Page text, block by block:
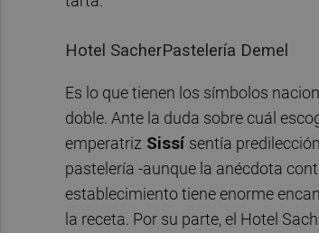
Hotel SacherPastelería Demel
Es lo que tienen los símbolos
doble. Ante la duda sobre cuál
emperatriz Sissí sentía
pastelería -aunque la anécdota
establecimiento tiene enorme
la receta. Por su parte, el Hotel